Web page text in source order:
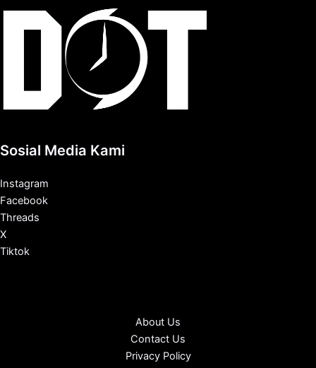
Sosial Media Kami
Instagram
Facebook
Threads
X
Tiktok
About Us
Contact Us
Privacy Policy